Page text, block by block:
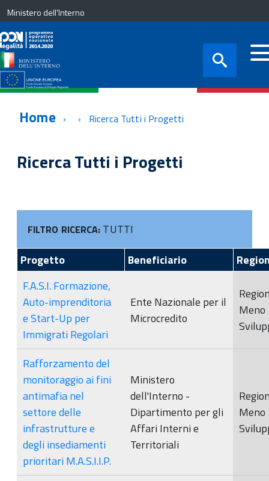
Ministero dell'Interno
Home Ricerca Tutti i Progetti
Ricerca Tutti i Progetti
FILTRO RICERCA: TUTTI
Progetto
Beneficiario
F.A.S.I. Formazione,
Auto-imprenditoria
e Start-Up per
Immigrati Regolari
Ente Nazionale per il
Microcredito
Meno
Rafforzamento del
monitoraggio ai fini
antimafia nel
settore delle
infrastrutture e
degli insediamenti
prioritari M.A.S.I.I.P.
Ministero
dell'Interno -
Dipartimento per gli
Affari Interni e
Territoriali
Meno